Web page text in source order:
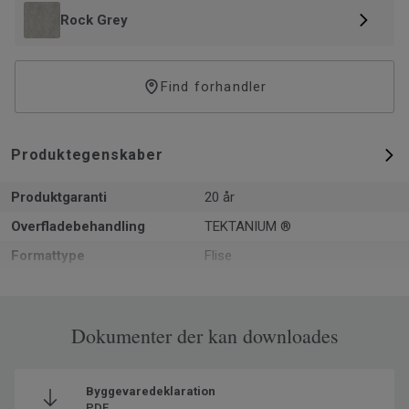
Rock Grey
Find forhandler
Produktegenskaber
Produktgaranti
20 år
Overfladebehandling
TEKTANIUM ®
Formattype
Flise
Varer pr. pakke
9
Produceret i
Dokumenter der kan downloades
Byggevaredeklaration